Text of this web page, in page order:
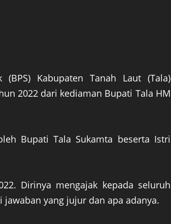
Kabupaten Tanah Laut (Tala)
2022 dari kediaman Bupati Tala HM
Bupati Tala Sukamta beserta Istri
Dirinya mengajak kepada seluruh
yang jujur dan apa adanya.